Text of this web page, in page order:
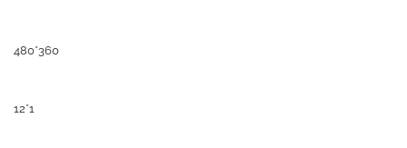
480*360
12*1